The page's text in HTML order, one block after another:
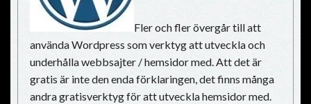
Fler och fler övergår till att
använda Wordpress som verktyg att utveckla och
underhålla webbsajter / hemsidor med. Att det är
gratis är inte den enda förklaringen, det finns många
andra gratisverktyg för att utveckla hemsidor med.